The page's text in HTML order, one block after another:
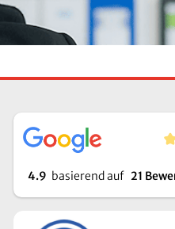
4.9 basierend auf 21